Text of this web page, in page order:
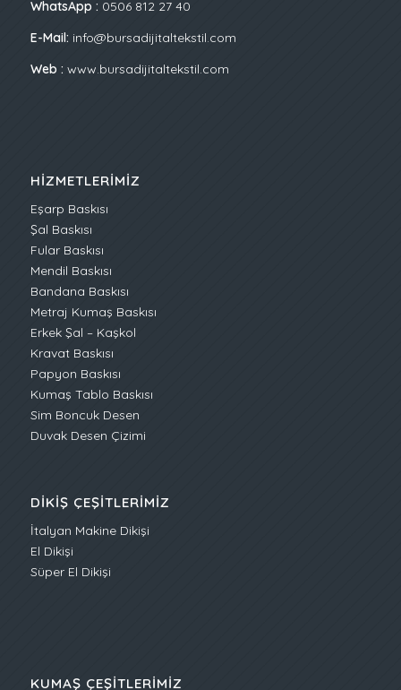
WhatsApp : 0506 812 27 40
E-Mail: info@bursadijitaltekstil.com
Web : www.bursadijitaltekstil.com
HIZMETLERIMIZ
Eşarp Baskısı
Şal Baskısı
Fular Baskısı
Mendil Baskısı
Bandana Baskısı
Metraj Kumaş Baskısı
Erkek Şal – Kaşkol
Kravat Baskısı
Papyon Baskısı
Kumaş Tablo Baskısı
Sim Boncuk Desen
Duvak Desen Çizimi
DIKIŞ ÇEŞITLERIMIZ
İtalyan Makine Dikişi
El Dikişi
Süper El Dikişi
KUMAŞ ÇEŞITLERIMIZ